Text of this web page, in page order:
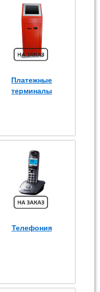
Платежные
терминалы
Телефония